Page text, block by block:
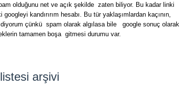
olduğunu net ve açık şekilde zaten biliyor. Bu kadar linki
kandırırım hesabı. Bu tür yaklaşımlardan kaçının,
çünkü spam olarak algılasa bile google sonuç olarak
tamamen boşa gitmesi durumu var.
arşivi